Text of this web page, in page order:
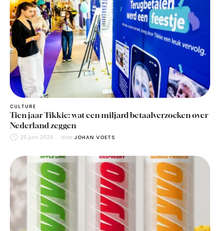
CULTURE
Tien jaar Tikkie: wat een miljard betaalverzoeken over
Nederland zeggen
25 juni 2026 door JOHAN VOETS